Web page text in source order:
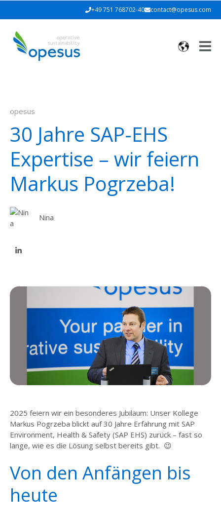
+49 751 768702-40 contact@opesus.com
opesus
30 Jahre SAP-EHS
Expertise – wir feiern
Markus Pogrzeba!
Nina
2025 feiern wir ein besonderes Jubiläum: Unser Kollege
Markus Pogrzeba blickt auf 30 Jahre Erfahrung mit SAP
Environment, Health & Safety (SAP EHS) zurück – fast so
lange, wie es die Lösung selbst bereits gibt. 😉
Von den Anfängen bis
heute